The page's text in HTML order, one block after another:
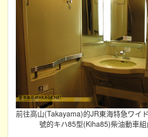
前往高山(Takayama)的JR東海特急ワイ
號的キハ85型(Kiha85)柴油動車